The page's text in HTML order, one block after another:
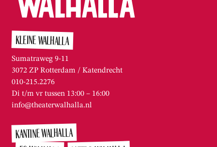
KLEINE WALHALLA
Sumatraweg 9-11
3072 ZP Rotterdam / Katendrecht
010-215.2276
Di t/m vr tussen 13:00 – 16:00
info@theaterwalhalla.nl
KANTINE WALHALLA